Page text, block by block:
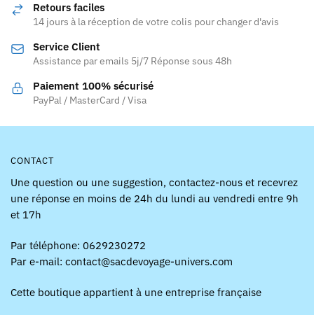
Retours faciles
14 jours à la réception de votre colis pour changer d'avis
Service Client
Assistance par emails 5j/7 Réponse sous 48h
Paiement 100% sécurisé
PayPal / MasterCard / Visa
CONTACT
Une question ou une suggestion, contactez-nous et recevrez
une réponse en moins de 24h du lundi au vendredi entre 9h
et 17h
Par téléphone: 0629230272
Par e-mail: contact@sacdevoyage-univers.com
Cette boutique appartient à une entreprise française